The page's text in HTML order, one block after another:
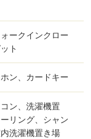
ークインクロー
ト
ン、カードキー
ン、洗濯機置
リング、シャン
洗濯機置き場